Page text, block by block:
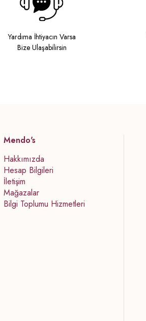
Yardıma İhtiyacın Varsa
Bize Ulaşabilirsin
Mendo's
Hakkımızda
Hesap Bilgileri
İletişim
Mağazalar
Bilgi Toplumu Hizmetleri